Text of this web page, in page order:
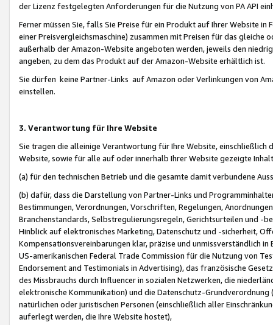
der Lizenz festgelegten Anforderungen für die Nutzung von PA API
Ferner müssen Sie, falls Sie Preise für ein Produkt auf Ihrer Website
einer Preisvergleichsmaschine) zusammen mit Preisen für das
außerhalb der Amazon-Website angeboten werden, jeweils den
angeben, zu dem das Produkt auf der Amazon-Website erhältlich ist.
Sie dürfen keine Partner-Links auf Amazon oder Verlinkungen von
einstellen.
3. Verantwortung für Ihre Website
Sie tragen die alleinige Verantwortung für Ihre Website,
Website, sowie für alle auf oder innerhalb Ihrer Website gezeigte
(a) für den technischen Betrieb und die gesamte damit verbundene
(b) dafür, dass die Darstellung von Partner-Links und
Bestimmungen, Verordnungen, Vorschriften, Regelungen,
Branchenstandards, Selbstregulierungsregeln, Gerichtsurteilen und -
Hinblick auf elektronisches Marketing, Datenschutz und -sicherheit,
Kompensationsvereinbarungen klar, präzise und unmissverständlich
US-amerikanischen Federal Trade Commission für die Nutzung von
Endorsement and Testimonials in Advertising), das französische
des Missbrauchs durch Influencer in sozialen Netzwerken, die
elektronische Kommunikation) und die Datenschutz-
natürlichen oder juristischen Personen (einschließlich aller
auferlegt werden, die Ihre Website hostet),